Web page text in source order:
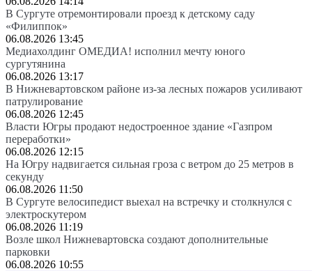
В Сургуте отремонтировали проезд к детскому саду
«Филиппок»
06.08.2026 13:45
Медиахолдинг ОМЕДИА! исполнил мечту юного
сургутянина
06.08.2026 13:17
В Нижневартовском районе из-за лесных пожаров усиливают
патрулирование
06.08.2026 12:45
Власти Югры продают недостроенное здание «Газпром
переработки»
06.08.2026 12:15
На Югру надвигается сильная гроза с ветром до 25 метров в
секунду
06.08.2026 11:50
В Сургуте велосипедист выехал на встречку и столкнулся с
электроскутером
06.08.2026 11:19
Возле школ Нижневартовска создают дополнительные
парковки
06.08.2026 10:55